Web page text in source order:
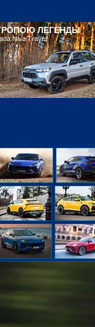
ЛЕГЕНДЫ
Niva Travel